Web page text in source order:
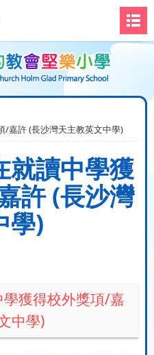
/嘉許 (長沙灣天主教英文中學)
就讀中學獲
許 (長沙灣
學)
獲得校外獎項/嘉
中學)